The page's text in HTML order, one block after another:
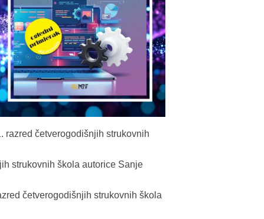
razred četverogodišnjih strukovnih
strukovnih škola autorice Sanje
četverogodišnjih strukovnih škola